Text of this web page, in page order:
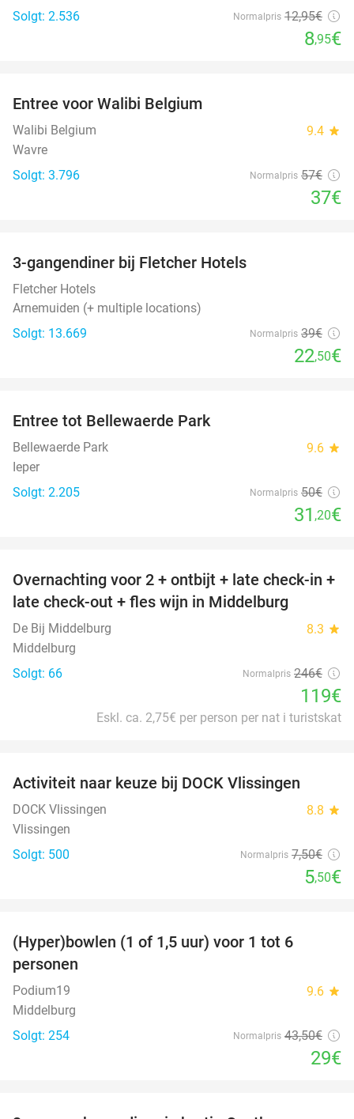
Solgt: 2.536
Normalpris 12,95€
8,95€
Entree voor Walibi Belgium
Walibi Belgium 9.4 star
Wavre
Solgt: 3.796
Normalpris 57€
37€
3-gangendiner bij Fletcher Hotels
Fletcher Hotels
Arnemuiden (+ multiple locations)
Solgt: 13.669
Normalpris 39€
22,50€
Entree tot Bellewaerde Park
Bellewaerde Park 9.6 star
Ieper
Solgt: 2.205
Normalpris 50€
31 ,20€
52%
Overnachting voor 2 + ontbijt + late check-in +
late check-out + fles wijn in Middelburg
De Bij Middelburg 8.3 star
Middelburg
Solgt: 66
Normalpris 246€
119€
Eskl. ca. 2,75€ per person per nat i turistskat
Activiteit naar keuze bij DOCK Vlissingen
DOCK Vlissingen 8.8 star
Vlissingen
Solgt: 500
Normalpris 7,50€
5,50€
(Hyper)bowlen (1 of 1,5 uur) voor 1 tot 6
personen
Podium19 9.6 star
Middelburg
Solgt: 254
Normalpris 43,50€
29€